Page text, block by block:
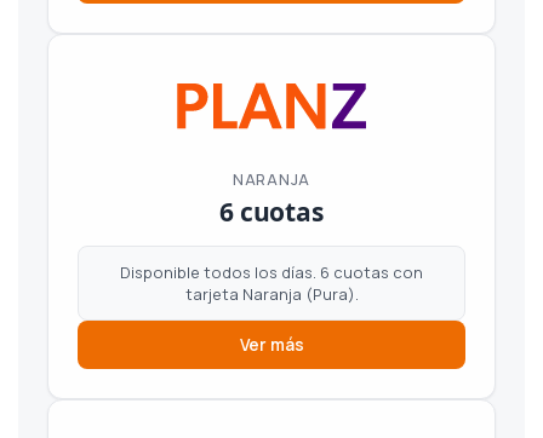
NARANJA
6 cuotas
Disponible todos los días. 6 cuotas con
tarjeta Naranja (Pura).
Ver más